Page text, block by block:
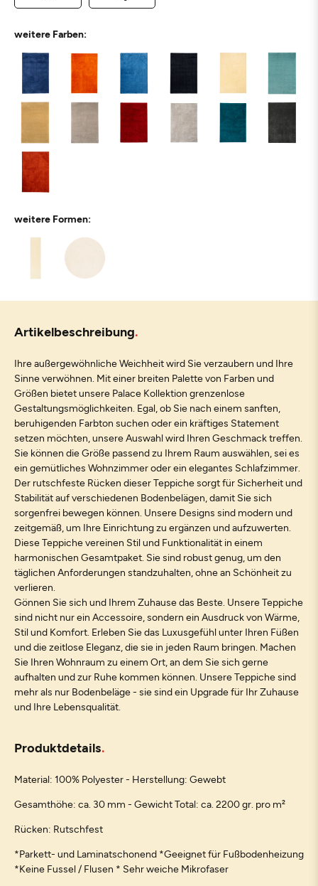
weitere Farben:
weitere Formen:
Artikelbeschreibung
Ihre außergewöhnliche Weichheit wird Sie verzaubern und Ihre
Sinne verwöhnen. Mit einer breiten Palette von Farben und
Größen bietet unsere Palace Kollektion grenzenlose
Gestaltungsmöglichkeiten. Egal, ob Sie nach einem sanften,
beruhigenden Farbton suchen oder ein kräftiges Statement
setzen möchten, unsere Auswahl wird Ihren Geschmack treffen.
Sie können die Größe passend zu Ihrem Raum auswählen, sei es
ein gemütliches Wohnzimmer oder ein elegantes Schlafzimmer.
Der rutschfeste Rücken dieser Teppiche sorgt für Sicherheit und
Stabilität auf verschiedenen Bodenbelägen, damit Sie sich
sorgenfrei bewegen können. Unsere Designs sind modern und
zeitgemäß, um Ihre Einrichtung zu ergänzen und aufzuwerten.
Diese Teppiche vereinen Stil und Funktionalität in einem
harmonischen Gesamtpaket. Sie sind robust genug, um den
täglichen Anforderungen standzuhalten, ohne an Schönheit zu
verlieren.
Gönnen Sie sich und Ihrem Zuhause das Beste. Unsere Teppiche
sind nicht nur ein Accessoire, sondern ein Ausdruck von Wärme,
Stil und Komfort. Erleben Sie das Luxusgefühl unter Ihren Füßen
und die zeitlose Eleganz, die sie in jeden Raum bringen. Machen
Sie Ihren Wohnraum zu einem Ort, an dem Sie sich gerne
aufhalten und zur Ruhe kommen können. Unsere Teppiche sind
mehr als nur Bodenbeläge - sie sind ein Upgrade für Ihr Zuhause
und Ihre Lebensqualität.
Produktdetails
Material: 100% Polyester - Herstellung: Gewebt
Gesamthöhe: ca. 30 mm - Gewicht Total: ca. 2200 gr. pro m²
Rücken: Rutschfest
*Parkett- und Laminatschonend *Geeignet für Fußbodenheizung
*Keine Fussel / Flusen * Sehr weiche Mikrofaser